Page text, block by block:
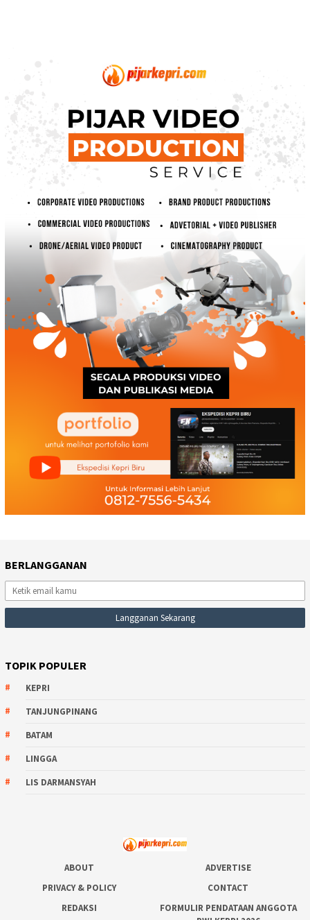
BERLANGGANAN
TOPIK POPULER
KEPRI
TANJUNGPINANG
BATAM
LINGGA
LIS DARMANSYAH
ABOUT
ADVERTISE
PRIVACY & POLICY
CONTACT
REDAKSI
FORMULIR PENDATAAN ANGGOTA